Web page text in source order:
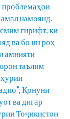
проблемаҳои
намоянд.
гирифт, ки
ва бо ин роҳ
амнияти
таълим
Қонуни
ва дигар
Тоҷикистон